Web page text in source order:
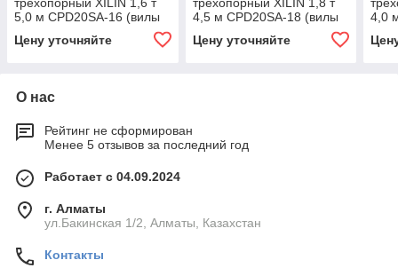
трехопорный XILIN 1,6 т
5,0 м CPD20SA-16 (вилы
Цену уточняйте
трехопорный XILIN 1,8 т
4,5 м CPD20SA-18 (вилы
Цену уточняйте
4,0
О нас
Рейтинг не сформирован
Менее 5 отзывов за последний год
Работает с 04.09.2024
г. Алматы
ул.Бакинская 1/2, Алматы, Казахстан
Контакты